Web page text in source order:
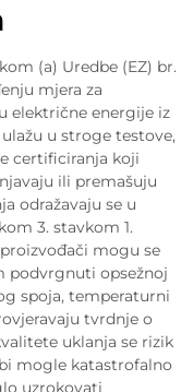
(a) Uredbe (EZ) br.
mjera za
električne energije iz
u stroge testove,
certificiranja koji
ili premašuju
odražavaju se u
3. stavkom 1.
mogu se
podvrgnuti opsežnoj
spoja, temperaturni
tvrdnje o
uklanja se rizik
mogle katastrofalno
uzrokovati